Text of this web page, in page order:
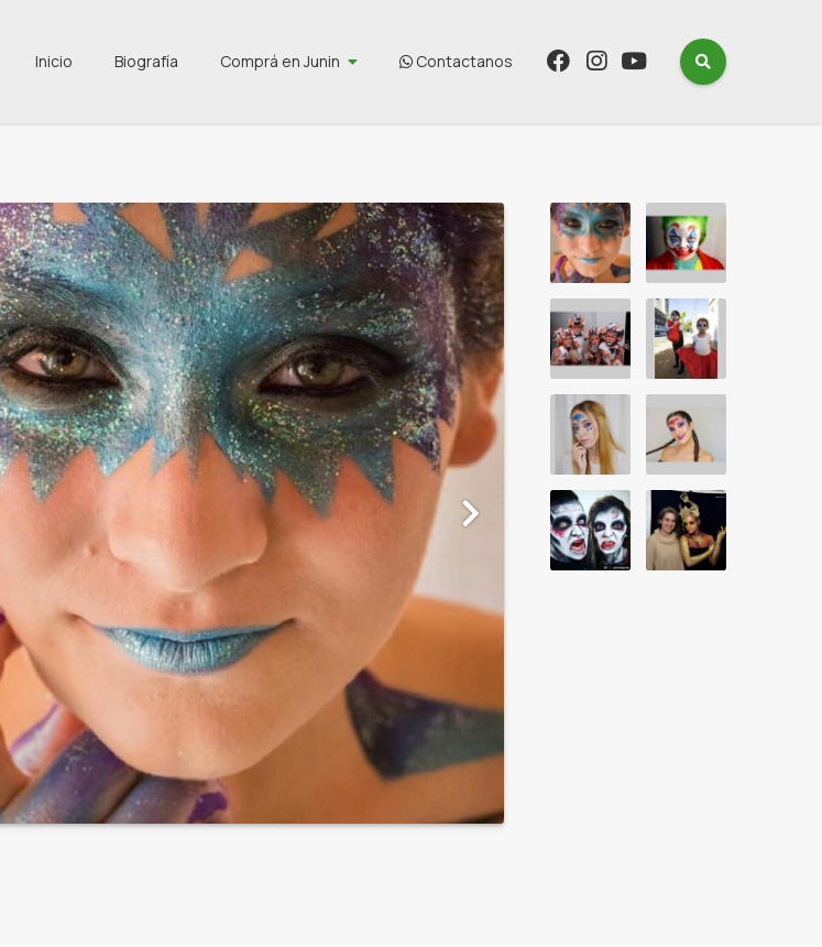
Inicio Biografía Comprá en Junin Contactanos